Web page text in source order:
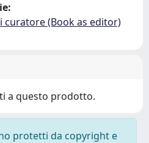
curatore (Book as editor)
a questo prodotto.
protetti da copyright e